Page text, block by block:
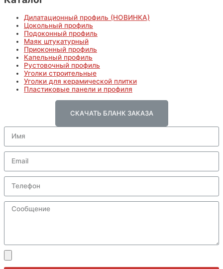
Дилатационный профиль (НОВИНКА)
Цокольный профиль
Подоконный профиль
Маяк штукатурный
Приоконный профиль
Капельный профиль
Рустовочный профиль
Уголки строительные
Уголки для керамической плитки
Пластиковые панели и профиля
СКАЧАТЬ БЛАНК ЗАКАЗА